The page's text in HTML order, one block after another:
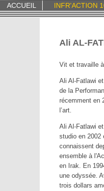
ACCUEIL INFR'ACTION
Ali AL-
Vit et travaille
Ali Al-Fatlawi
de la
récemment en
l’art.
Ali Al-Fatlawi
studio en
connaissent
ensemble à
en Irak. En
une odyssée.
trois dollars